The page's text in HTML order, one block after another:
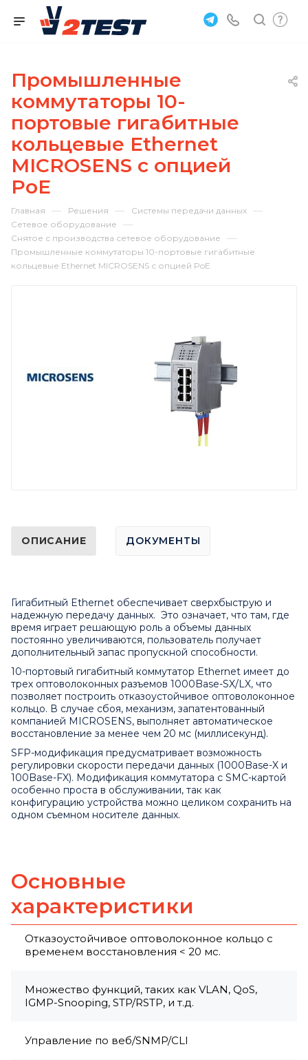
Промышленные
коммутаторы 10-
портовые гигабитные
кольцевые Ethernet
MICROSENS с опцией
PoE
Главная — Решения — Системы передачи данных —
Сетевое оборудование —
Снятое с производства сетевое оборудование —
Промышленные коммутаторы 10-портовые гигабитные
кольцевые Ethernet MICROSENS с опцией PoE
ОПИСАНИЕ ДОКУМЕНТЫ
Гигабитный Ethernet обеспечивает сверхбыструю и
надежную передачу данных. Это означает, что там, где
время играет решающую роль а объемы данных
постоянно увеличиваются, пользователь получает
дополнительный запас пропускной способности.
10-портовый гигабитный коммутатор Ethernet имеет до
трех оптоволоконных разъемов 1000Base-SX/LX, что
позволяет построить отказоустойчивое оптоволоконное
кольцо. В случае сбоя, механизм, запатентованный
компанией MICROSENS, выполняет автоматическое
восстановление за менее чем 20 мс (миллисекунд).
SFP-модификация предусматривает возможность
регулировки скорости передачи данных (1000Base-X и
100Base-FX). Модификация коммутатора с SMC-картой
особенно проста в обслуживании, так как
конфигурацию устройства можно целиком сохранить на
одном съемном носителе данных.
Основные
характеристики
Отказоустойчивое оптоволоконное кольцо с
временем восстановления < 20 мс.
Множество функций, таких как VLAN, QoS,
IGMP-Snooping, STP/RSTP, и т.д.
Управление по веб/SNMP/CLI